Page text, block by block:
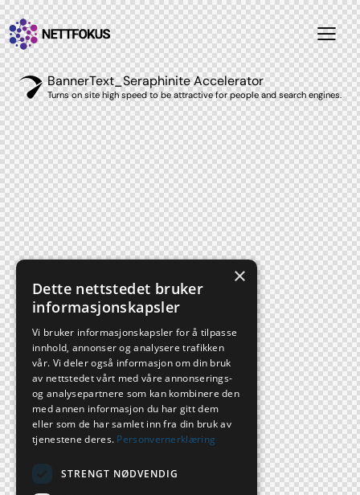
BannerText_Seraphinite Accelerator
Turns on site high speed to be attractive for people and search engines.
×
Dette nettstedet bruker
informasjonskapsler
Vi bruker informasjonskapsler for å tilpasse
innhold, annonser og analysere trafikken
vår. Vi deler også informasjon om din bruk
av nettstedet vårt med våre annonserings-
og analysepartnere som kan kombinere den
med annen informasjon du har gitt dem
eller som de har samlet inn fra din bruk av
tjenestene deres. Personvernerklæring
STRENGT NØDVENDIG